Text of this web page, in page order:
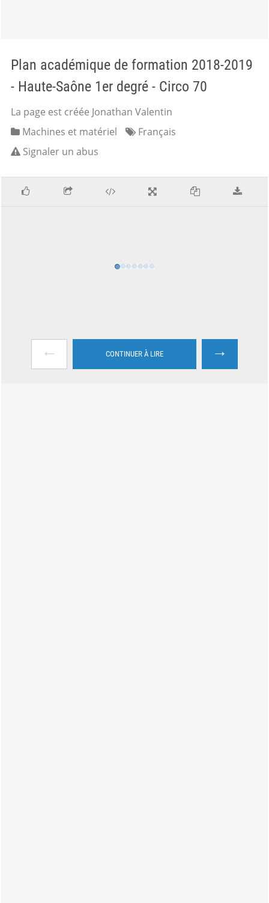
Plan académique de formation 2018-2019
- Haute-Saône 1er degré - Circo 70
La page est créée Jonathan Valentin
Machines et matériel
Français
Signaler un abus
← CONTINUER À LIRE →